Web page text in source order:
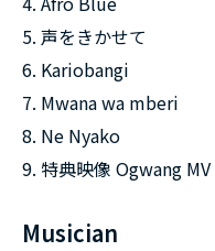
5. 声をきかせて
6. Kariobangi
7. Mwana wa mberi
8. Ne Nyako
9. 特典映像 Ogwang MV
Musician